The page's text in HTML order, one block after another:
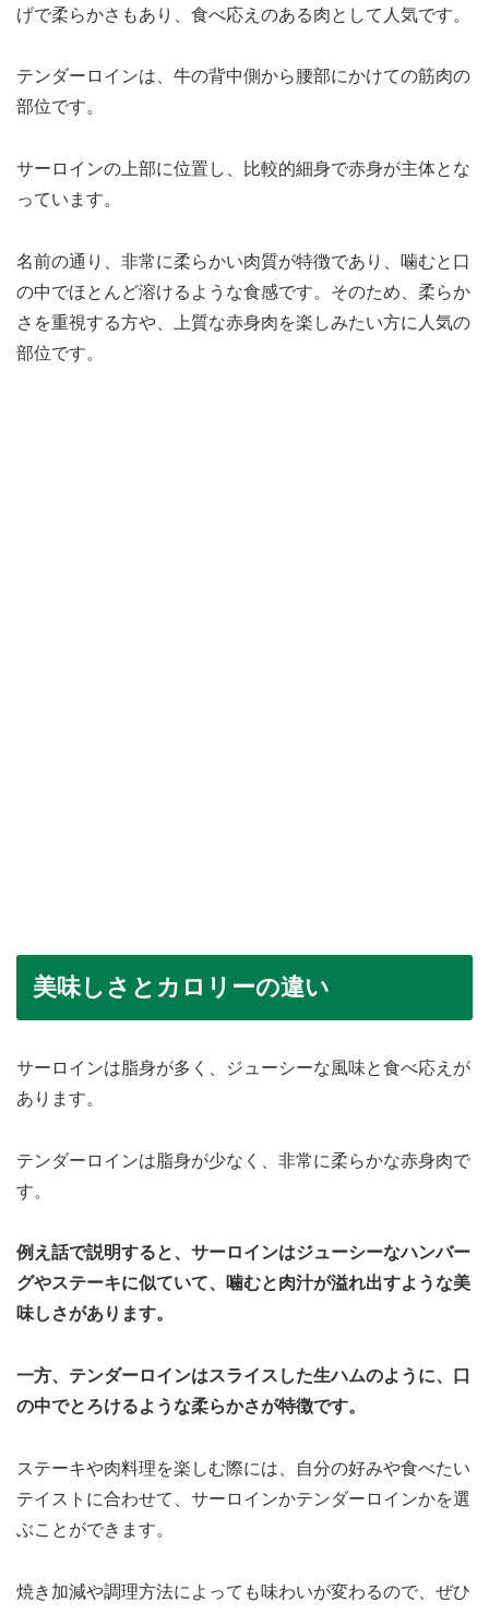
げで柔らかさもあり、食べ応えのある肉として人気です。
テンダーロインは、牛の背中側から腰部にかけての筋肉の
部位です。
サーロインの上部に位置し、比較的細身で赤身が主体とな
っています。
名前の通り、非常に柔らかい肉質が特徴であり、噛むと口
の中でほとんど溶けるような食感です。そのため、柔らか
さを重視する方や、上質な赤身肉を楽しみたい方に人気の
部位です。
美味しさとカロリーの違い
サーロインは脂身が多く、ジューシーな風味と食べ応えが
あります。
テンダーロインは脂身が少なく、非常に柔らかな赤身肉で
す。
例え話で説明すると、サーロインはジューシーなハンバー
グやステーキに似ていて、噛むと肉汁が溢れ出すような美
味しさがあります。
一方、テンダーロインはスライスした生ハムのように、口
の中でとろけるような柔らかさが特徴です。
ステーキや肉料理を楽しむ際には、自分の好みや食べたい
テイストに合わせて、サーロインかテンダーロインかを選
ぶことができます。
焼き加減や調理方法によっても味わいが変わるので、ぜひ